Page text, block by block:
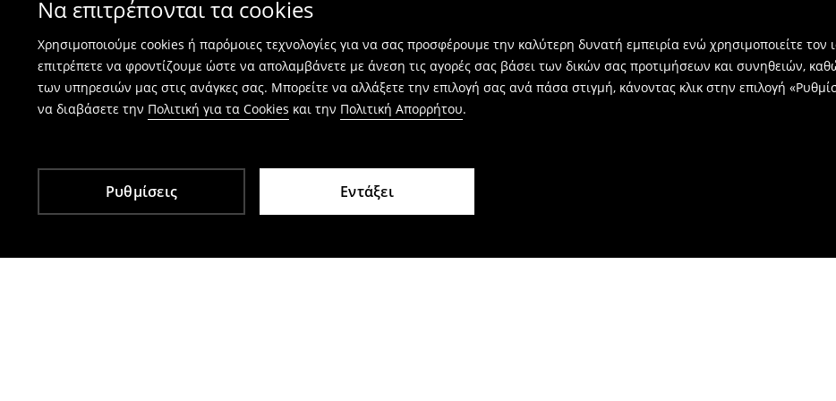
Να επιτρέπονται τα cookies
Χρησιμοποιούμε cookies ή παρόμοιες τεχνολογίες για να σας προσφέρουμε την καλύτερη δυνατή εμπειρία ενώ χρησιμοποιείτε
επιτρέπετε να φροντίζουμε ώστε να απολαμβάνετε με άνεση τις αγορές σας βάσει των δικών σας προτιμήσεων και συνηθειών,
των υπηρεσιών μας στις ανάγκες σας. Μπορείτε να αλλάξετε την επιλογή σας ανά πάσα στιγμή, κάνοντας κλικ στην επιλογή
να διαβάσετε την Πολιτική για τα Cookies και την Πολιτική Απορρήτου.
Ρυθμίσεις Εντάξει
⟶Πώς γίνεται η επιστροφή προϊόντων